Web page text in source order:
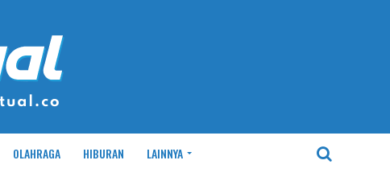
OLAHRAGA HIBURAN LAINNYA